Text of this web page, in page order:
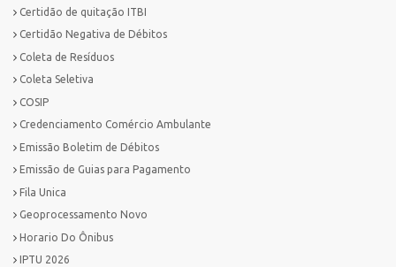
Certidão de quitação ITBI
Certidão Negativa de Débitos
Coleta de Resíduos
Coleta Seletiva
COSIP
Credenciamento Comércio Ambulante
Emissão Boletim de Débitos
Emissão de Guias para Pagamento
Fila Unica
Geoprocessamento Novo
Horario Do Ônibus
IPTU 2026